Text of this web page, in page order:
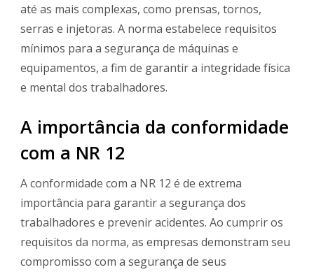
até as mais complexas, como prensas, tornos,
serras e injetoras. A norma estabelece requisitos
mínimos para a segurança de máquinas e
equipamentos, a fim de garantir a integridade física
e mental dos trabalhadores.
A importância da conformidade
com a NR 12
A conformidade com a NR 12 é de extrema
importância para garantir a segurança dos
trabalhadores e prevenir acidentes. Ao cumprir os
requisitos da norma, as empresas demonstram seu
compromisso com a segurança de seus